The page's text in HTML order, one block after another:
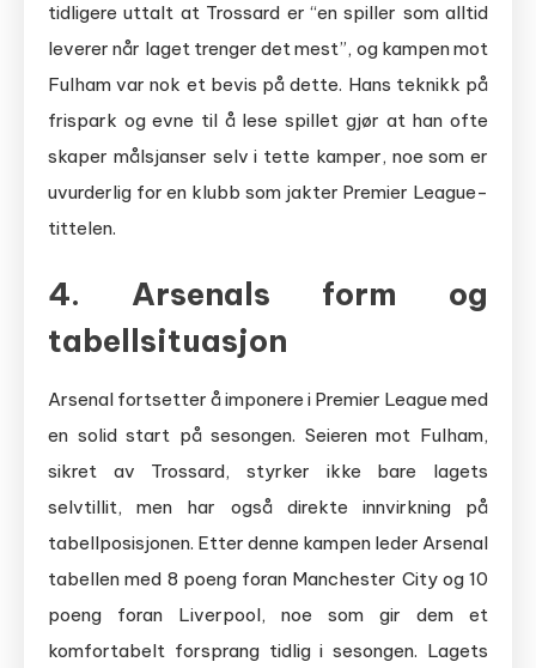
tidligere uttalt at Trossard er “en spiller som alltid
leverer når laget trenger det mest”, og kampen mot
Fulham var nok et bevis på dette. Hans teknikk på
frispark og evne til å lese spillet gjør at han ofte
skaper målsjanser selv i tette kamper, noe som er
uvurderlig for en klubb som jakter Premier League-
tittelen.
4. Arsenals form og
tabellsituasjon
Arsenal fortsetter å imponere i Premier League med
en solid start på sesongen. Seieren mot Fulham,
sikret av Trossard, styrker ikke bare lagets
selvtillit, men har også direkte innvirkning på
tabellposisjonen. Etter denne kampen leder Arsenal
tabellen med 8 poeng foran Manchester City og 10
poeng foran Liverpool, noe som gir dem et
komfortabelt forsprang tidlig i sesongen. Lagets